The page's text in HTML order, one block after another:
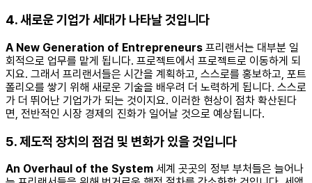
4.새로운 기업가 세대가 나타날 것입니다
A New Generation of Entrepreneurs 프리랜서는 대부분 일
회적으로 업무를 맡게 됩니다. 프로젝트에서 프로젝트로 이동하게 되
지요. 그래서 프리랜서들은 시간을 계획하고, 스스로를 홍보하고, 포트
폴리오를 쌓기 위해 새로운 기술을 배우려 더 노력하게 됩니다. 스스로
가 더 뛰어난 기업가가 되는 것이지요. 이러한 현상이 점차 확산된다
면, 전반적인 시장 경제의 진화가 일어날 것으로 예상됩니다.
5.제도적 장치의 점검 및 변화가 있을 것입니다
An Overhaul of the System 세계 곳곳의 정부 부처들은 늘어나